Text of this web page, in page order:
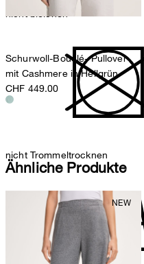
nicht bleichen
nicht Trommeltrocknen
Schurwoll-Bouclé- Pullover
mit Cashmere in Hellgrün
CHF 449.00
Ähnliche Produkte